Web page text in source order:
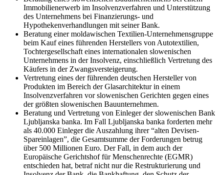
Immobilienerwerb im Insolvenzverfahren und Unterstützung
des Unternehmens bei Finanzierungs- und
Hypothekenverhandlungen mit seiner Bank.
Beratung einer moldawischen Textilien-Unternehmensgruppe
beim Kauf eines führenden Herstellers von Autotextilien,
Tochtergesellschaft eines internationalen slowenischen
Unternehmens in der Insolvenz, einschließlich Vertretung des
Käufers in der Zwangsversteigerung.
Vertretung eines der führenden deutschen Hersteller von
Produkten im Bereich der Glasarchitektur in einem
Insolvenzverfahren vor slowenischen Gerichten gegen eines
der größten slowenischen Bauunternehmen.
Beratung und Vertretung von Einleger der slowenischen Bank
Ljubljanska banka. Im Fall Ljubljanska banka forderten mehr
als 40.000 Einleger die Auszahlung ihrer “alten Devisen-
Spareinlagen”, die Gesamtsumme der Forderungen betrug
über 500 Millionen Euro. Der Fall, in dem auch der
Europäische Gerichtshof für Menschenrechte (EGMR)
entschieden hat, betraf nicht nur die Restrukturierung und